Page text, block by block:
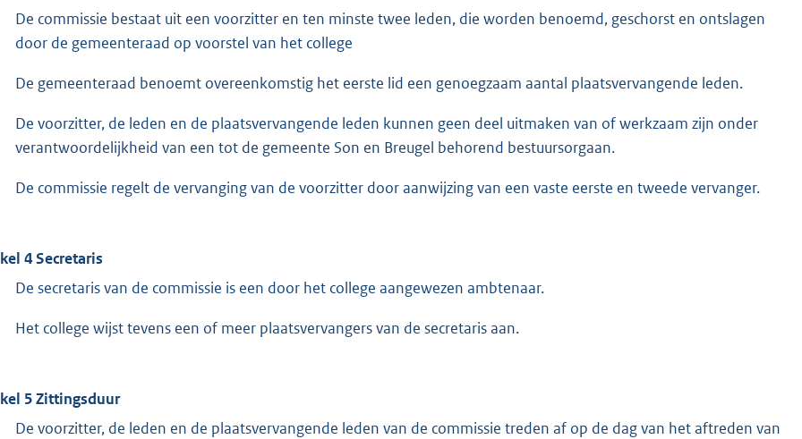
De commissie bestaat uit een voorzitter en ten minste twee leden, die worden benoemd, geschorst en ontslagen
door de gemeenteraad op voorstel van het college
De gemeenteraad benoemt overeenkomstig het eerste lid een genoegzaam aantal plaatsvervangende leden.
De voorzitter, de leden en de plaatsvervangende leden kunnen geen deel uitmaken van of werkzaam zijn onder
verantwoordelijkheid van een tot de gemeente Son en Breugel behorend bestuursorgaan.
De commissie regelt de vervanging van de voorzitter door aanwijzing van een vaste eerste en tweede vervanger.
4 Secretaris
De secretaris van de commissie is een door het college aangewezen ambtenaar.
Het college wijst tevens een of meer plaatsvervangers van de secretaris aan.
5 Zittingsduur
De voorzitter, de leden en de plaatsvervangende leden van de commissie treden af op de dag van het aftreden van